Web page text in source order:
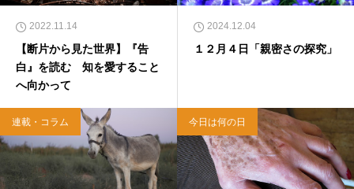
房）</a>２０２２年３月１５日発売。
2022.11.14
【断片から見た世界】『告
白』を読む 知を愛すること
へ向かって
2024.12.04
１２月４日「親密さの探究」
連載・コラム 今日は何の日